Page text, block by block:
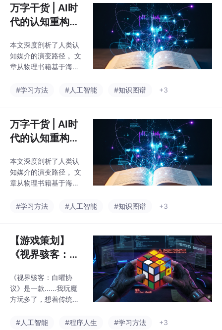
入 。相比之下，人类大
脑能够凭借极低的数据
样本 ，通过逻辑抽象、
约的真实生命体验，实
现认知跨越与意义建构
。报告警示，当前职场
式极易导致人类工作记
在未来的技术
万字干货 | AI时
代的认知重构：
识图谱超级语义
网
本文深度剖析了人类认
知媒介的演变路径 。文
章从物理书籍基于海马
知”优势出发 ，批判了
前额叶退化危机 。为应
对信息过载，提出了“Q
WER”深度阅读框架与认
最终指明，文本的未来
将进化为结合知识图谱
与大模型的“多维数据
代，学习者应利用生成
提出问题与定义价值的
核
#学习方法 #人工智能 #知识图谱 +3
万字干货 | AI时
代的认知重构：
识图谱超级语义
网
本文深度剖析了人类认
知媒介的演变路径 。文
章从物理书籍基于海马
知”优势出发 ，批判了
前额叶退化危机 。为应
对信息过载，提出了“Q
WER”深度阅读框架与认
最终指明，文本的未来
将进化为结合知识图谱
与大模型的“多维数据
代，学习者应利用生成
#学习方法 #人工智能 #知识图谱 +3
【游戏策划】
《视界骇客：白
计与核心规则手
册
《视界骇客：白曜协
议》是一款……我玩魔
方玩多了，想着传统玩
什么手法，乐趣总有尽
#人工智能 #程序人生 #学习方法 +3